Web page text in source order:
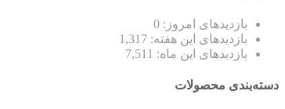
بازدیدهای امروز: 0
بازدیدهای این هفته: 1,317
بازدیدهای این ماه: 7,511
دسته‌بندی محصولات